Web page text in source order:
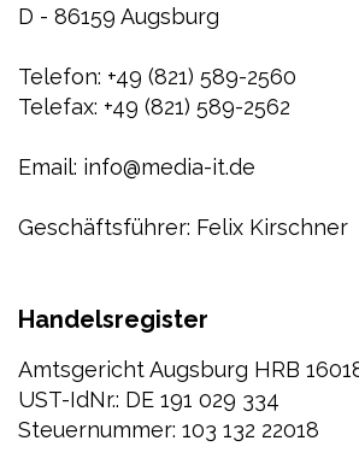
D - 86159 Augsburg
Telefon: +49 (821) 589-2560
Telefax: +49 (821) 589-2562
Email: info@media-it.de
Geschäftsführer: Felix Kirschner
Handelsregister
Amtsgericht Augsburg HRB
UST-IdNr.: DE 191 029 334
Steuernummer: 103 132 22018